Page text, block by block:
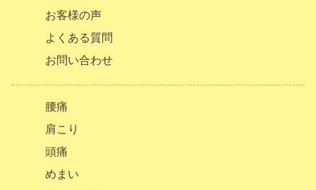
お客様の声
よくある質問
お問い合わせ
腰痛
肩こり
頭痛
めまい